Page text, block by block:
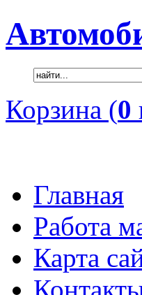
Корзина (0
Главная
Работа
Карта